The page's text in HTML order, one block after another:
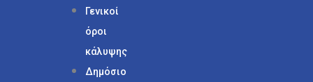
Γενικοί
όροι
κάλυψης
Δημόσιο